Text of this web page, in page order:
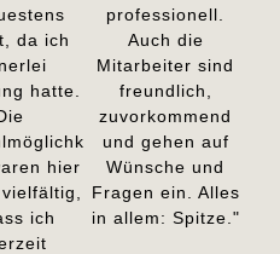
da ich
hatte.
hier
ich
professionell.
Auch die
Mitarbeiter sind
freundlich,
zuvorkommend
und gehen auf
Wünsche und
Fragen ein. Alles
in allem: Spitze."